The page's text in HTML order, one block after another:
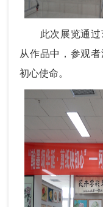
此次展览通过艺
从作品中，参观
初心使命。